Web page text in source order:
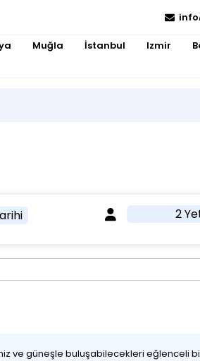
Muğla İstanbul Izmir
2
ve güneşle buluşabilecekleri